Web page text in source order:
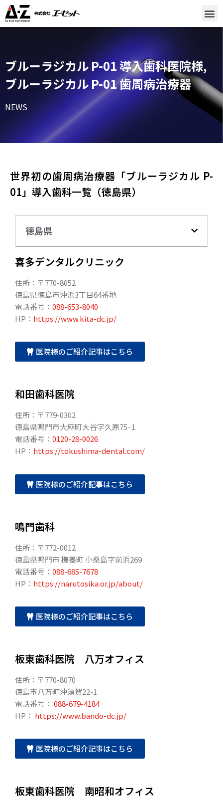
ブルーラジカル P-01 導入歯科医院様,
ブルーラジカル P-01 歯周病治療器
NEWS
世界初の歯周病治療器「ブルーラジカル P-
01」導入歯科一覧（徳島県）
徳島県
喜多デンタルクリニック
住所：〒770-8052
徳島県徳島市沖浜3丁目64番地
電話番号： 088-653-8040
HP： https://www.kita-dc.jp/
医院様のご紹介記事はこちら
和田歯科医院
住所：〒779-0302
徳島県鳴門市大麻町大谷字久原75−1
電話番号： 0120-28-0026
HP： https://tokushima-dental.com/
医院様のご紹介記事はこちら
鳴門歯科
住所：〒772-0012
徳島県鳴門市 撫養町 小桑島字前浜269
電話番号： 088-685-7678
HP： https://narutosika.or.jp/about/
医院様のご紹介記事はこちら
板東歯科医院 八万オフィス
住所：〒770-8070
徳島市八万町沖須賀22-1
電話番号： 088-679-4184
HP： https://www.bando-dc.jp/
医院様のご紹介記事はこちら
板東歯科医院 南昭和オフィス